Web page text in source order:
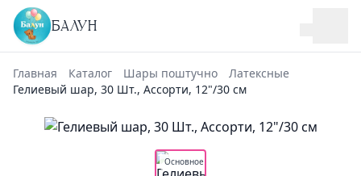
БАЛУН
Главная Каталог Шары поштучно
Латексные
Гелиевый шар, 30 Шт., Ассорти, 12"/30 см
Основное